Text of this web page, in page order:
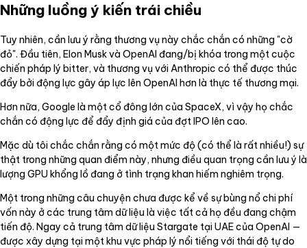
Những luồng ý kiến trái chiều
Tuy nhiên, cần lưu ý rằng thương vụ này chắc chắn có những "cờ
đỏ". Đầu tiên, Elon Musk và OpenAI đang/bị khóa trong một cuộc
chiến pháp lý bitter, và thương vụ với Anthropic có thể được thúc
đẩy bởi động lực gây áp lực lên OpenAI hơn là thực tế thương mại.
Hơn nữa, Google là một cổ đông lớn của SpaceX, vì vậy họ chắc
chắn có động lực để đẩy định giá của đợt IPO lên cao.
Mặc dù tôi chắc chắn rằng có một mức độ (có thể là rất nhiều!) sự
thật trong những quan điểm này, nhưng điều quan trọng cần lưu ý là
lượng GPU khổng lồ đang ở tình trạng khan hiếm nghiêm trọng.
Một trong những câu chuyện chưa được kể về sự bùng nổ chi phí
vốn này ở các trung tâm dữ liệu là việc tất cả họ đều đang chậm
tiến độ. Ngay cả trung tâm dữ liệu Stargate tại UAE của OpenAI —
được xây dựng tại một khu vực pháp lý nổi tiếng với thái độ tự do